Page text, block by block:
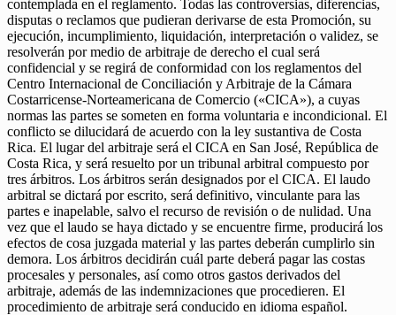
contemplada en el reglamento. Todas las controversias, diferencias,
disputas o reclamos que pudieran derivarse de esta Promoción, su
ejecución, incumplimiento, liquidación, interpretación o validez, se
resolverán por medio de arbitraje de derecho el cual será
confidencial y se regirá de conformidad con los reglamentos del
Centro Internacional de Conciliación y Arbitraje de la Cámara
Costarricense-Norteamericana de Comercio («CICA»), a cuyas
normas las partes se someten en forma voluntaria e incondicional. El
conflicto se dilucidará de acuerdo con la ley sustantiva de Costa
Rica. El lugar del arbitraje será el CICA en San José, República de
Costa Rica, y será resuelto por un tribunal arbitral compuesto por
tres árbitros. Los árbitros serán designados por el CICA. El laudo
arbitral se dictará por escrito, será definitivo, vinculante para las
partes e inapelable, salvo el recurso de revisión o de nulidad. Una
vez que el laudo se haya dictado y se encuentre firme, producirá los
efectos de cosa juzgada material y las partes deberán cumplirlo sin
demora. Los árbitros decidirán cuál parte deberá pagar las costas
procesales y personales, así como otros gastos derivados del
arbitraje, además de las indemnizaciones que procedieren. El
procedimiento de arbitraje será conducido en idioma español.